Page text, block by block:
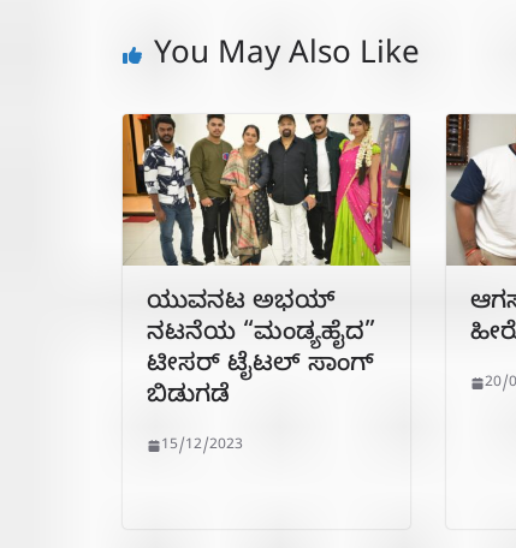
You May Also Like
ಯುವನಟ ಅಭಯ್
ನಟನೆಯ “ಮಂಡ್ಯಹೈದ”
ಟೀಸರ್ ಟೈಟಲ್ ಸಾಂಗ್
ಬಿಡುಗಡೆ
15/12/2023
20/